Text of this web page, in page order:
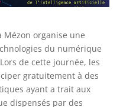
Mézon organise une
du numérique
de cette journée, les
gratuitement à des
ayant a trait aux
dispensés par des